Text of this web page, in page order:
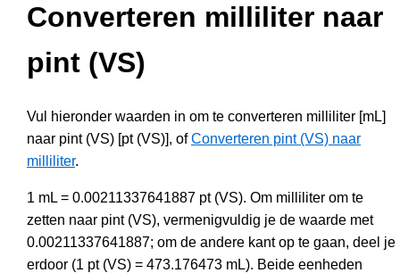
Converteren milliliter naar
pint (VS)
Vul hieronder waarden in om te converteren milliliter [mL]
naar pint (VS) [pt (VS)], ofConverteren pint (VS) naar
milliliter.
1 mL = 0.00211337641887 pt (VS). Om milliliter om te
zetten naar pint (VS), vermenigvuldig je de waarde met
0.00211337641887; om de andere kant op te gaan, deel je
erdoor (1 pt (VS) = 473.176473 mL). Beide eenheden